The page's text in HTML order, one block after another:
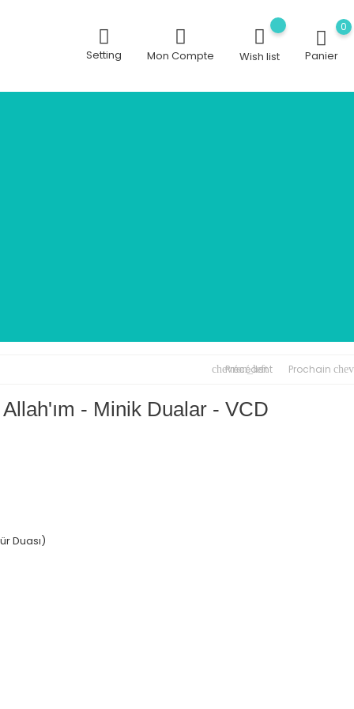
Setting Mon Compte Wish list
0
Panier
chevron_left
Précédent Prochain
- Minik Dualar - VCD
Duası)